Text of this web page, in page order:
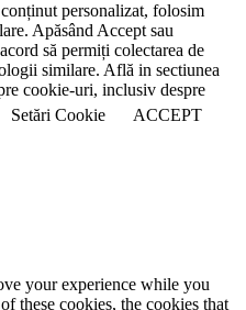
personalizat, folosim
Apăsând Accept sau
să permiți colectarea de
similare. Află in sectiunea
cookie-uri, inclusiv despre
Setări Cookie ACCEPT
your experience while you
these cookies, the cookies that